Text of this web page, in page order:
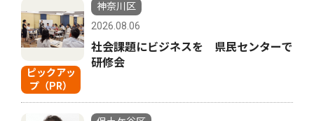
ピックアッ
プ（PR）
神奈川区
2026.08.06
社会課題にビジネスを 県民センターで
研修会